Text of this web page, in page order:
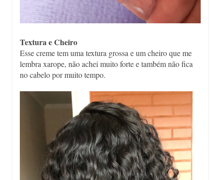
Textura e Cheiro
Esse creme tem uma textura grossa e um cheiro que me
lembra xarope, não achei muito forte e também não fica
no cabelo por muito tempo.